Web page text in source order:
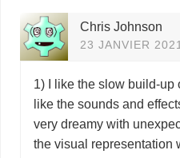
Chris Johnson
23 JANVIER
1) I like the slow build-up
like the sounds and
very dreamy with
the visual representation